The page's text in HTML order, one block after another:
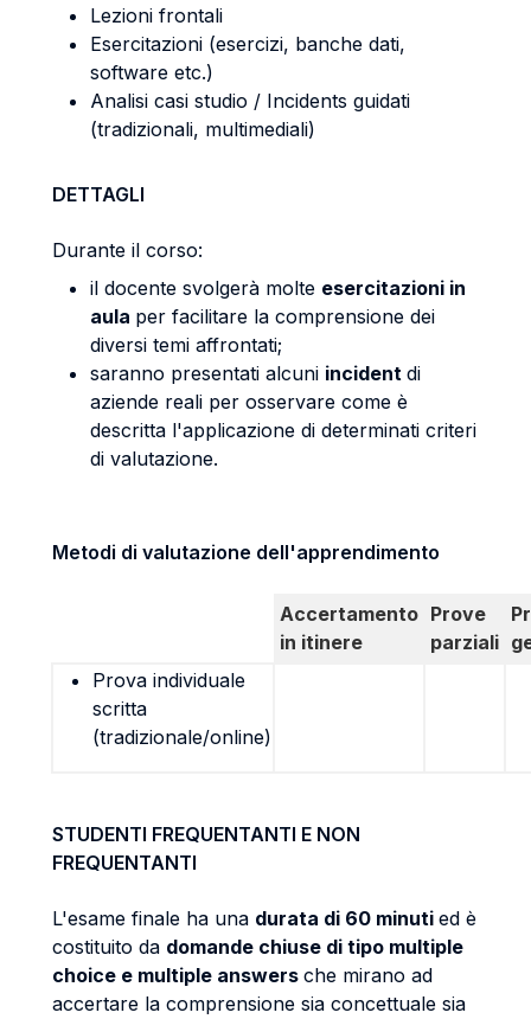
Lezioni frontali
Esercitazioni (esercizi, banche dati,
software etc.)
Analisi casi studio / Incidents guidati
(tradizionali, multimediali)
DETTAGLI
Durante il corso:
il docente svolgerà molte esercitazioni in
aula per facilitare la comprensione dei
diversi temi affrontati;
saranno presentati alcuni incident di
aziende reali per osservare come è
descritta l'applicazione di determinati criteri
di valutazione.
Metodi di valutazione dell'apprendimento
Accertamento
in itinere
Prove
parziali
Prova individuale
scritta
(tradizionale/online)
STUDENTI FREQUENTANTI E NON
FREQUENTANTI
L'esame finale ha una durata di 60 minuti ed è
costituito da domande chiuse di tipo multiple
choice e multiple answers che mirano ad
accertare la comprensione sia concettuale sia